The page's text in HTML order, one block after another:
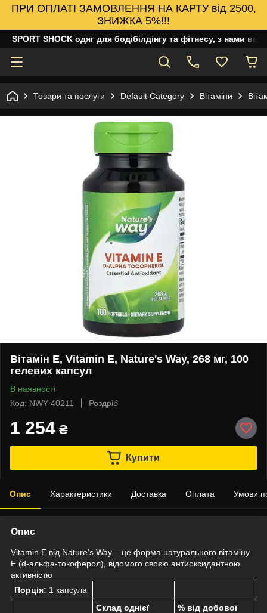
ПРИ ОПЛАТІ ЗАМОВЛЕННЯ НА КАРТУ від 2500,
ЗНИЖКА 5%!!!
SPORT SHOCK одяг для бодібілдінгу та фітнесу, з нами
Товари та послуги Default Category Вітаміни
Вітамін Е, Vitamin E, Nature's Way, 268 мг, 100
гелевих капсул
В наявності
Код: NWY-40211
Роздріб
1 254 ₴
Купити
Опис Характеристики Доставка Оплата Умови
Опис
Vitamin E від Nature's Way – це форма натурального вітаміну
E (d-альфа-токоферол), відомого своєю антиоксидантною
активністю
Порція: 1 капсула
Склад однієї
% від добової